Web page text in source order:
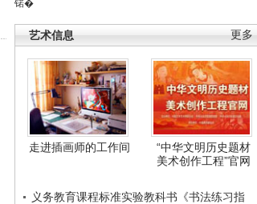
锘�
更多
艺术信息
走进插画师的工作间
“中华文明历史题材
美术创作工程”官网
义务教育课程标准实验教科书《书法练习指